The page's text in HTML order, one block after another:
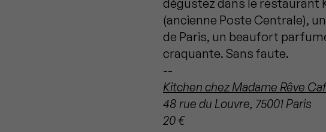
dégustez dans le restaurant
(ancienne Poste Centrale),
de Paris, un beaufort
craquante. Sans faute.
--
Kitchen chez Madame Rêve
48 rue du Louvre, 75001 Paris
20 €